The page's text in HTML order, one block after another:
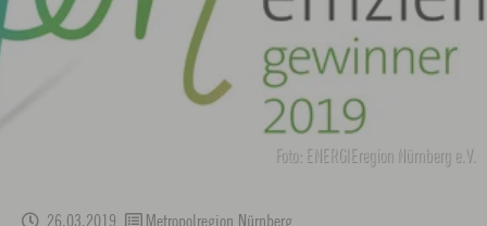
Foto: ENERGIEregion Nürnberg e.V.
26.03.2019 Metropolregion Nürnberg